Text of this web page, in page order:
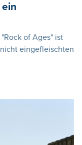
of Ages" ist
eingefleischten